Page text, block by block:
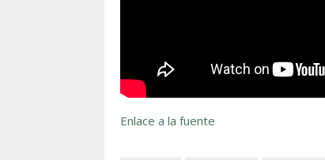
Enlace a la fuente